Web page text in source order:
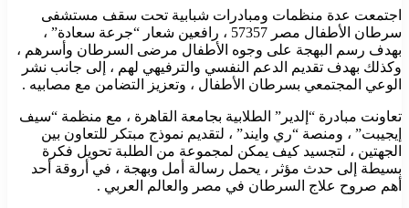
اجتمعت عدة منظمات ومبادرات شبابية تحت سقف مستشفى
سرطان الأطفال مصر 57357 ، رافعين شعار “جرعة سعادة” ،
بهدف رسم البهجة على وجوه الأطفال مرضى السرطان وأسرهم ،
وكذلك بهدف تقديم الدعم النفسي والترفيهي لهم ، إلى جانب نشر
الوعي المجتمعي بسرطان الأطفال ، وتعزيز التضامن مع مصابيه .
تعاونت مبادرة “إلدير” الطلابية بجامعة القاهرة ، مع منظمة “سيف
إيجيبت” ، ومنصة “ري وايند” ، لتقديم نموذج مبتكر للتعاون بين
الجهتين ، لتجسيد كيف يمكن لمجموعة من الطلبة تحويل فكرة
بسيطة إلى حدث مؤثر ، يحمل رسالة أمل وبهجة ، في أروقة أحد
أهم صروح علاج السرطان في مصر والعالم العربي .